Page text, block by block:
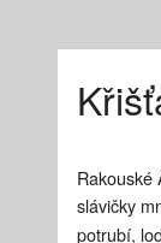
Rakouské
slávičky
potrubí,